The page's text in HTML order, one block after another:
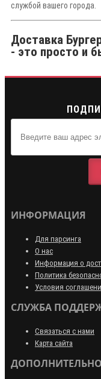
службой вашего города.
Доставка
- это просто и
ИНФОРМАЦИЯ
Для парсинга
О нас
Информация о
Политика
Условия
СЛУЖБА
Связаться с нами
Карта сайта
ДОПОЛНИТЕЛЬНО